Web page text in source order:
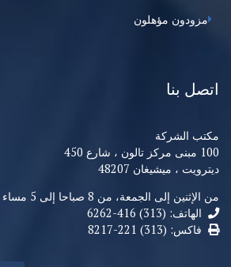
مزودون مؤهلون
اتصل بنا
مكتب الشركة
100 مبنى مركز تالون ، شارع 450
ديترويت ، ميشيغان 48207
من الإثنين إلى الجمعة، من 8 صباحا إلى 5 مساء
الهاتف: (313) 416-6262
فاكس: (313) 221-8217